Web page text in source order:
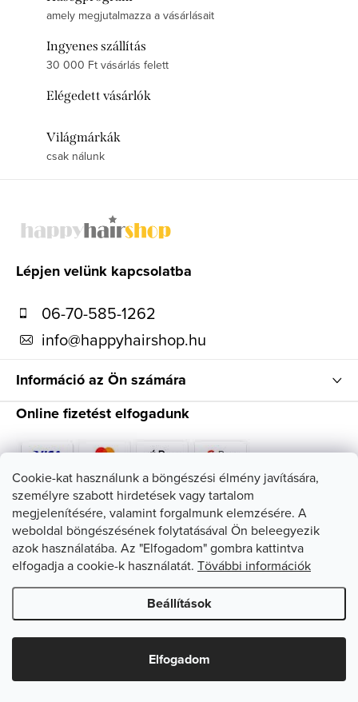
Cookie-kat használunk a böngészési élmény javítására,
személyre szabott hirdetések vagy tartalom
megjelenítésére, valamint forgalmunk elemzésére. A
weboldal böngészésének folytatásával Ön beleegyezik
azok használatába. Az "Elfogadom" gombra kattintva
elfogadja a cookie-k használatát. Tövábbi információk
Beállítások
Elfogadom
amely megjutalmazza a vásárlásait
Ingyenes szállítás
30 000 Ft vásárlás felett
Elégedett vásárlók
Világmárkák
csak nálunk
Lépjen velünk kapcsolatba
06-70-585-1262
info@happyhairshop.hu
Információ az Ön számára
Online fizetést elfogadunk
Kövessen minket
Shoptet készítette
Copyright 2026HappyHairShop. Minden jog fenntartva.Süti
beállítások szerkesztése